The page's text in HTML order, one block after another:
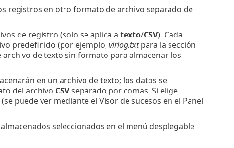
registros en otro formato de archivo separado de
de registro (solo se aplica a texto/CSV). Cada
predefinido (por ejemplo, virlog.txtpara la sección
de texto sin formato para almacenar los
en un archivo de texto; los datos se
del archivo CSVseparado por comas. Si elige
puede ver mediante el Visor de sucesos en el Panel
seleccionados en el menú desplegable